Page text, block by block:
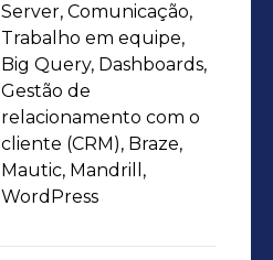
Server, Comunicação,
Trabalho em equipe,
Big Query, Dashboards,
Gestão de
relacionamento com o
cliente (CRM), Braze,
Mautic, Mandrill,
WordPress